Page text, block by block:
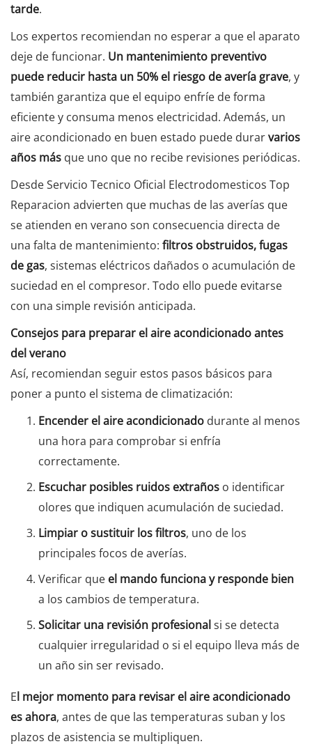
tarde.
Los expertos recomiendan no esperar a que el aparato
deje de funcionar. Un mantenimiento preventivo
puede reducir hasta un 50% el riesgo de avería grave, y
también garantiza que el equipo enfríe de forma
eficiente y consuma menos electricidad. Además, un
aire acondicionado en buen estado puede durarvarios
años más que uno que no recibe revisiones periódicas.
Desde Servicio Tecnico Oficial Electrodomesticos Top
Reparacion advierten que muchas de las averías que
se atienden en verano son consecuencia directa de
una falta de mantenimiento: filtros obstruidos, fugas
de gas, sistemas eléctricos dañados o acumulación de
suciedad en el compresor. Todo ello puede evitarse
con una simple revisión anticipada.
Consejos para preparar el aire acondicionado antes
del verano
Así, recomiendan seguir estos pasos básicos para
poner a punto el sistema de climatización:
Encender el aire acondicionado durante al menos
una hora para comprobar si enfría
correctamente.
Escuchar posibles ruidos extraños o identificar
olores que indiquen acumulación de suciedad.
Limpiar o sustituir los filtros, uno de los
principales focos de averías.
Verificar que el mando funciona y responde bien
a los cambios de temperatura.
Solicitar una revisión profesionalsi se detecta
cualquier irregularidad o si el equipo lleva más de
un año sin ser revisado.
El mejor momento para revisar el aire acondicionado
es ahora, antes de que las temperaturas suban y los
plazos de asistencia se multipliquen.